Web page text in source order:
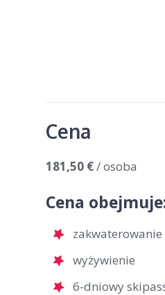
Cena
181,50 €/ osoba
Cena
wyżywienie
6-dniowy